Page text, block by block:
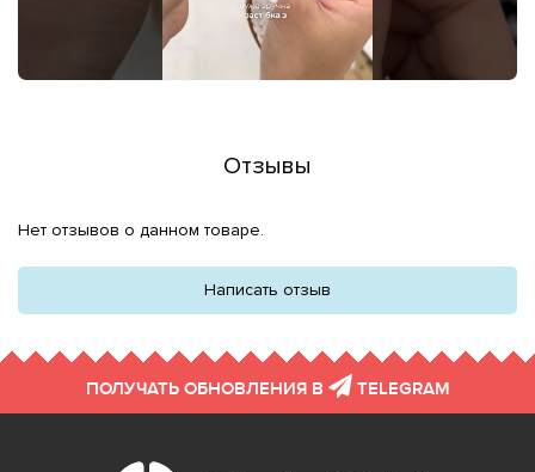
Отзывы
Нет отзывов о данном товаре.
Написать отзыв
ПОЛУЧАТЬ ОБНОВЛЕНИЯ В TELEGRAM